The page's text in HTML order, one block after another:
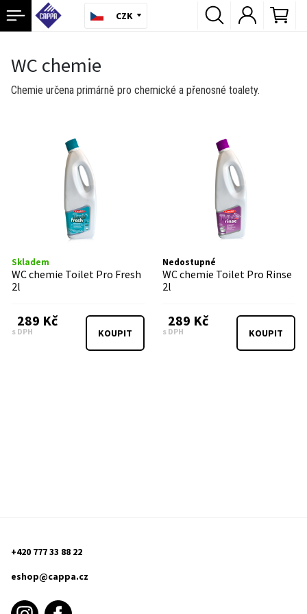
CZK
WC chemie
Chemie určena primárně pro chemické a přenosné toalety.
Skladem
WC chemie Toilet Pro Fresh
2l
289 Kč
s DPH KOUPIT
Nedostupné
WC chemie Toilet Pro Rinse
2l
289 Kč
s DPH KOUPIT
+420 777 33 88 22
eshop@cappa.cz